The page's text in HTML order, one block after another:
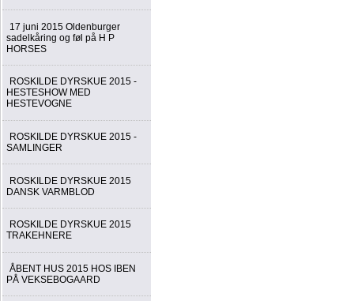
17 juni 2015 Oldenburger
sadelkåring og føl på H P
HORSES
ROSKILDE DYRSKUE 2015 -
HESTESHOW MED
HESTEVOGNE
ROSKILDE DYRSKUE 2015 -
SAMLINGER
ROSKILDE DYRSKUE 2015
DANSK VARMBLOD
ROSKILDE DYRSKUE 2015
TRAKEHNERE
ÅBENT HUS 2015 HOS IBEN
PÅ VEKSEBOGAARD